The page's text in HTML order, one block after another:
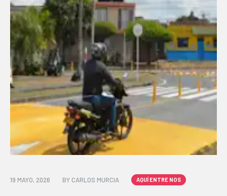
19 MAYO, 2026 BY CARLOS MURCIA AQUÍ ENTRE NOS